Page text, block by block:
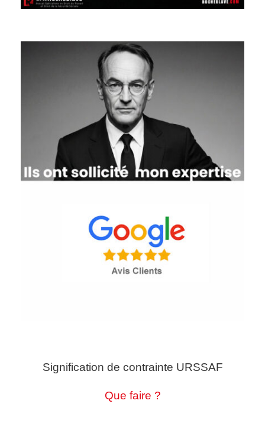
Signification de contrainte URSSAF
Que faire ?